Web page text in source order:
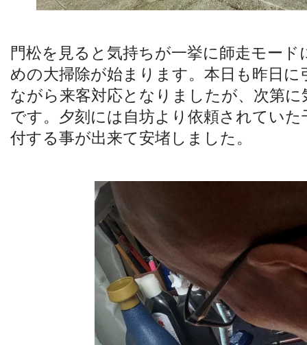
門松を見ると気持ちが一挙に師走モー
めの大掃除が始まります。本日も昨日
ながら来客対応となりましたが、次第
です。夕刻には自坊より依頼されてい
付する事が出来て安堵しました。